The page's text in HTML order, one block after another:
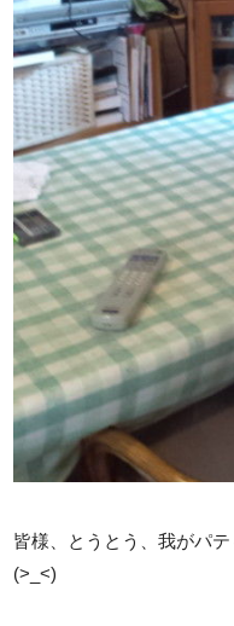
皆様、とうとう、我がパ
(>_<)